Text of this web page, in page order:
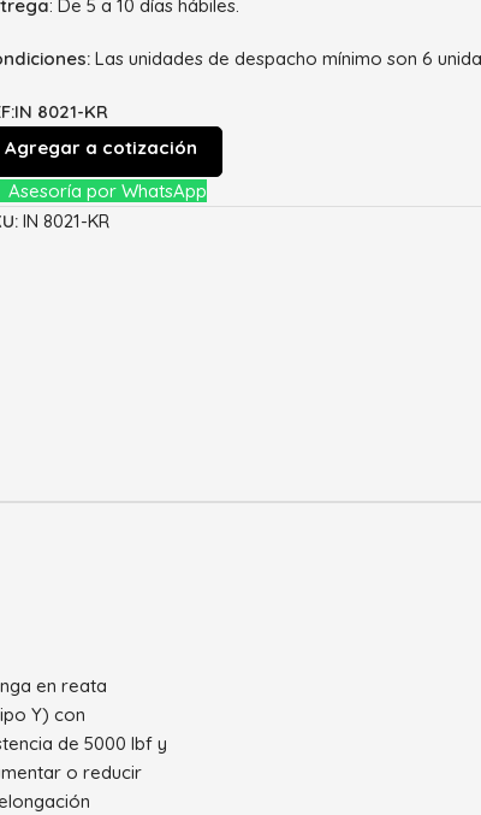
: De 5 a 10 días hábiles.
Las unidades de despacho mínimo son 6
8021-KR
Agregar a cotización
Asesoría por WhatsApp
IN 8021-KR
en reata
Y) con
de 5000 lbf y
o reducir